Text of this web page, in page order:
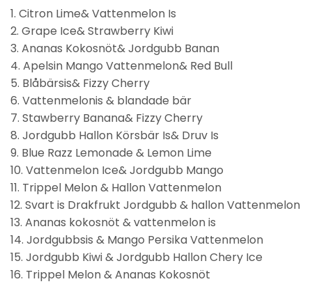
1. Citron Lime& Vattenmelon Is
2. Grape Ice& Strawberry Kiwi
3. Ananas Kokosnöt& Jordgubb Banan
4. Apelsin Mango Vattenmelon& Red Bull
5. Blåbärsis& Fizzy Cherry
6. Vattenmelonis & blandade bär
7. Stawberry Banana& Fizzy Cherry
8. Jordgubb Hallon Körsbär Is& Druv Is
9. Blue Razz Lemonade & Lemon Lime
10. Vattenmelon Ice& Jordgubb Mango
11. Trippel Melon & Hallon Vattenmelon
12. Svart is Drakfrukt Jordgubb & hallon Vattenmelon
13. Ananas kokosnöt & vattenmelon is
14. Jordgubbsis & Mango Persika Vattenmelon
15. Jordgubb Kiwi & Jordgubb Hallon Chery Ice
16. Trippel Melon & Ananas Kokosnöt